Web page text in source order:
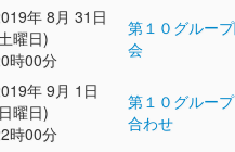
年 8月 31日
曜日)
時00分
第１０グルー
会
年 9月 1日
曜日)
時00分
第１０グルー
合わせ